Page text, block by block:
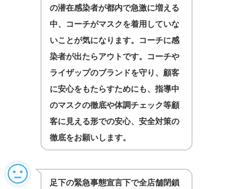
の潜在感染者が都内で急激に増える
中、コーチがマスクを着用していな
いことが気になります。コーチに感
染者が出たらアウトです。コーチや
ライザップのブランドを守り、顧客
に安心をもたらすためにも、指導中
のマスクの徹底や体調チェック等顧
客に見える形での安心、安全対策の
徹底をお願いします。
足下の緊急事態宣言下で全店舗閉鎖